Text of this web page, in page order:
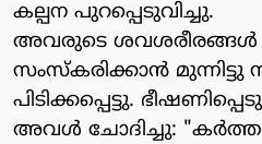
കല്പന പുറപ്പെടുവിച്ചു.
അവരുടെ ശവശരീരങ്ങള്‍
സംസ്‌കരിക്കാന്‍ മുന്നിട്ടു
പിടിക്കപ്പെട്ടു.
അവള്‍ ചോദിച്ചു: